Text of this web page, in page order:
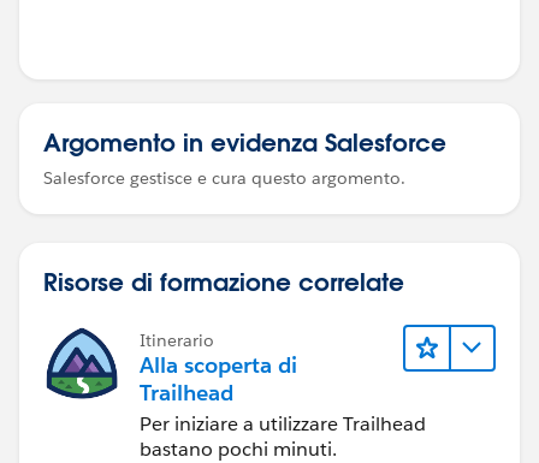
Argomento in evidenza Salesforce
Salesforce gestisce e cura questo argomento.
Risorse di formazione correlate
Itinerario
Alla scoperta di
Trailhead
Per iniziare a utilizzare Trailhead
bastano pochi minuti.